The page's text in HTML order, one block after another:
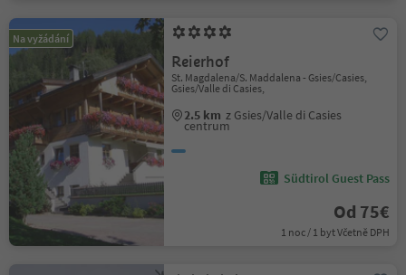
Na vyžádání
Reierhof
St. Magdalena/S. Maddalena - Gsies/Casies,
Gsies/Valle di Casies,
2.5 km z Gsies/Valle di Casies
centrum
Südtirol Guest Pass
Od 75€
1 noc / 1 byt Včetně DPH